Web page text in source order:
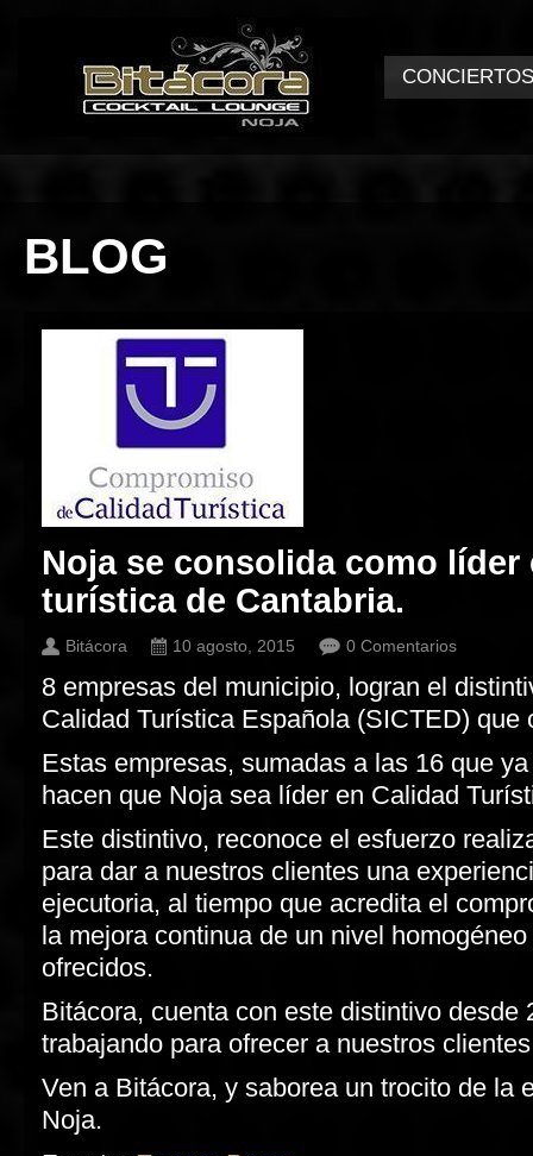
CONCIERTOS
BLOG
Noja se consolida como líder
turística de Cantabria.
Bitácora 10 agosto, 2015 0 Comentarios
8 empresas del municipio, logran el
Calidad Turística Española (SICTED) que
Estas empresas, sumadas a las 16 que
hacen que Noja sea líder en Calidad
Este distintivo, reconoce el esfuerzo
para dar a nuestros clientes una
ejecutoria, al tiempo que acredita el
la mejora continua de un nivel
ofrecidos.
Bitácora, cuenta con este distintivo desde
trabajando para ofrecer a nuestros
Ven a Bitácora, y saborea un trocito de la
Noja.